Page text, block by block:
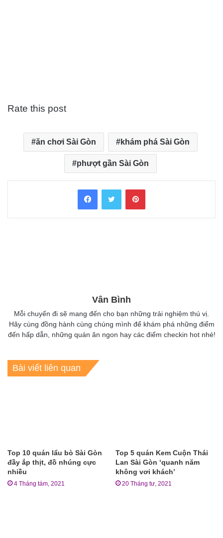
Rate this post
ăn chơi Sài Gòn khám phá Sài Gòn
phượt gần Sài Gòn
FacebookTwitter Pinterest
Vân Bình
Mỗi chuyến đi sẽ mang đến cho bạn những trải nghiệm thú vị.
Hãy cùng đồng hành cùng chúng mình để khám phá những điểm
đến hấp dẫn, những quán ăn ngon hay các điểm checkin hot nhé!
Bài viết liên quan
Top 10 quán lẩu bò Sài Gòn
đầy ắp thịt, đồ nhúng cực
nhiều
4 Tháng tám, 2021
Top 5 quán Kem Cuộn Thái
Lan Sài Gòn ‘quanh năm
không vơi khách’
20 Tháng tư, 2021